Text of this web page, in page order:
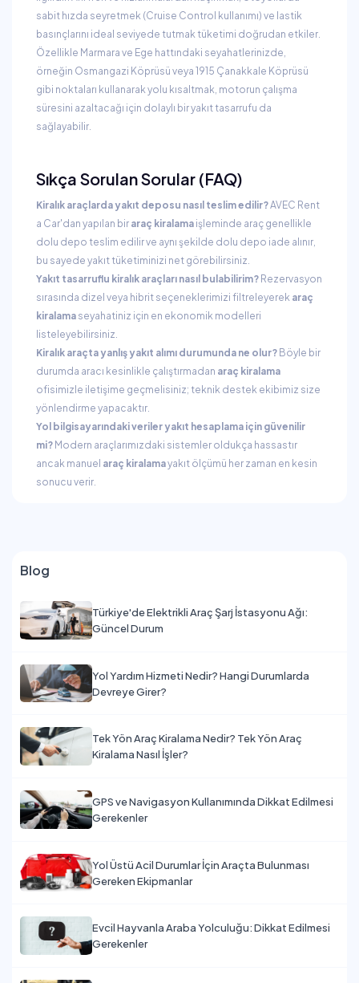
sabit hızda seyretmek (Cruise Control kullanımı) ve lastik
basınçlarını ideal seviyede tutmak tüketimi doğrudan etkiler.
Özellikle Marmara ve Ege hattındaki seyahatlerinizde,
örneğin Osmangazi Köprüsü veya 1915 Çanakkale Köprüsü
gibi noktaları kullanarak yolu kısaltmak, motorun çalışma
süresini azaltacağı için dolaylı bir yakıt tasarrufu da
sağlayabilir.
Sıkça Sorulan Sorular (FAQ)
Kiralık araçlarda yakıt deposu nasıl teslim edilir?AVEC Rent
a Car'dan yapılan bir araç kiralama işleminde araç genellikle
dolu depo teslim edilir ve aynı şekilde dolu depo iade alınır,
bu sayede yakıt tüketiminizi net görebilirsiniz.
Yakıt tasarruflu kiralık araçları nasıl bulabilirim? Rezervasyon
sırasında dizel veya hibrit seçeneklerimizi filtreleyerek araç
kiralama seyahatiniz için en ekonomik modelleri
listeleyebilirsiniz.
Kiralık araçta yanlış yakıt alımı durumunda ne olur? Böyle bir
durumda aracı kesinlikle çalıştırmadan araç kiralama
ofisimizle iletişime geçmelisiniz; teknik destek ekibimiz size
yönlendirme yapacaktır.
Yol bilgisayarındaki veriler yakıt hesaplama için güvenilir
mi? Modern araçlarımızdaki sistemler oldukça hassastır
ancak manuel araç kiralamayakıt ölçümü her zaman en kesin
sonucu verir.
Blog
Türkiye'de Elektrikli Araç Şarj İstasyonu Ağı:
Güncel Durum
Yol Yardım Hizmeti Nedir? Hangi Durumlarda
Devreye Girer?
Tek Yön Araç Kiralama Nedir? Tek Yön Araç
Kiralama Nasıl İşler?
GPS ve Navigasyon Kullanımında Dikkat Edilmesi
Gerekenler
Yol Üstü Acil Durumlar İçin Araçta Bulunması
Gereken Ekipmanlar
Evcil Hayvanla Araba Yolculuğu: Dikkat Edilmesi
Gerekenler